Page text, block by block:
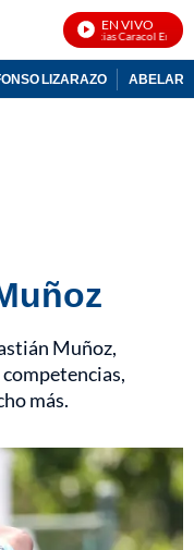
EN VIVO
Noticias Caracol En Vivo
LIZARAZO
Muñoz,
más.